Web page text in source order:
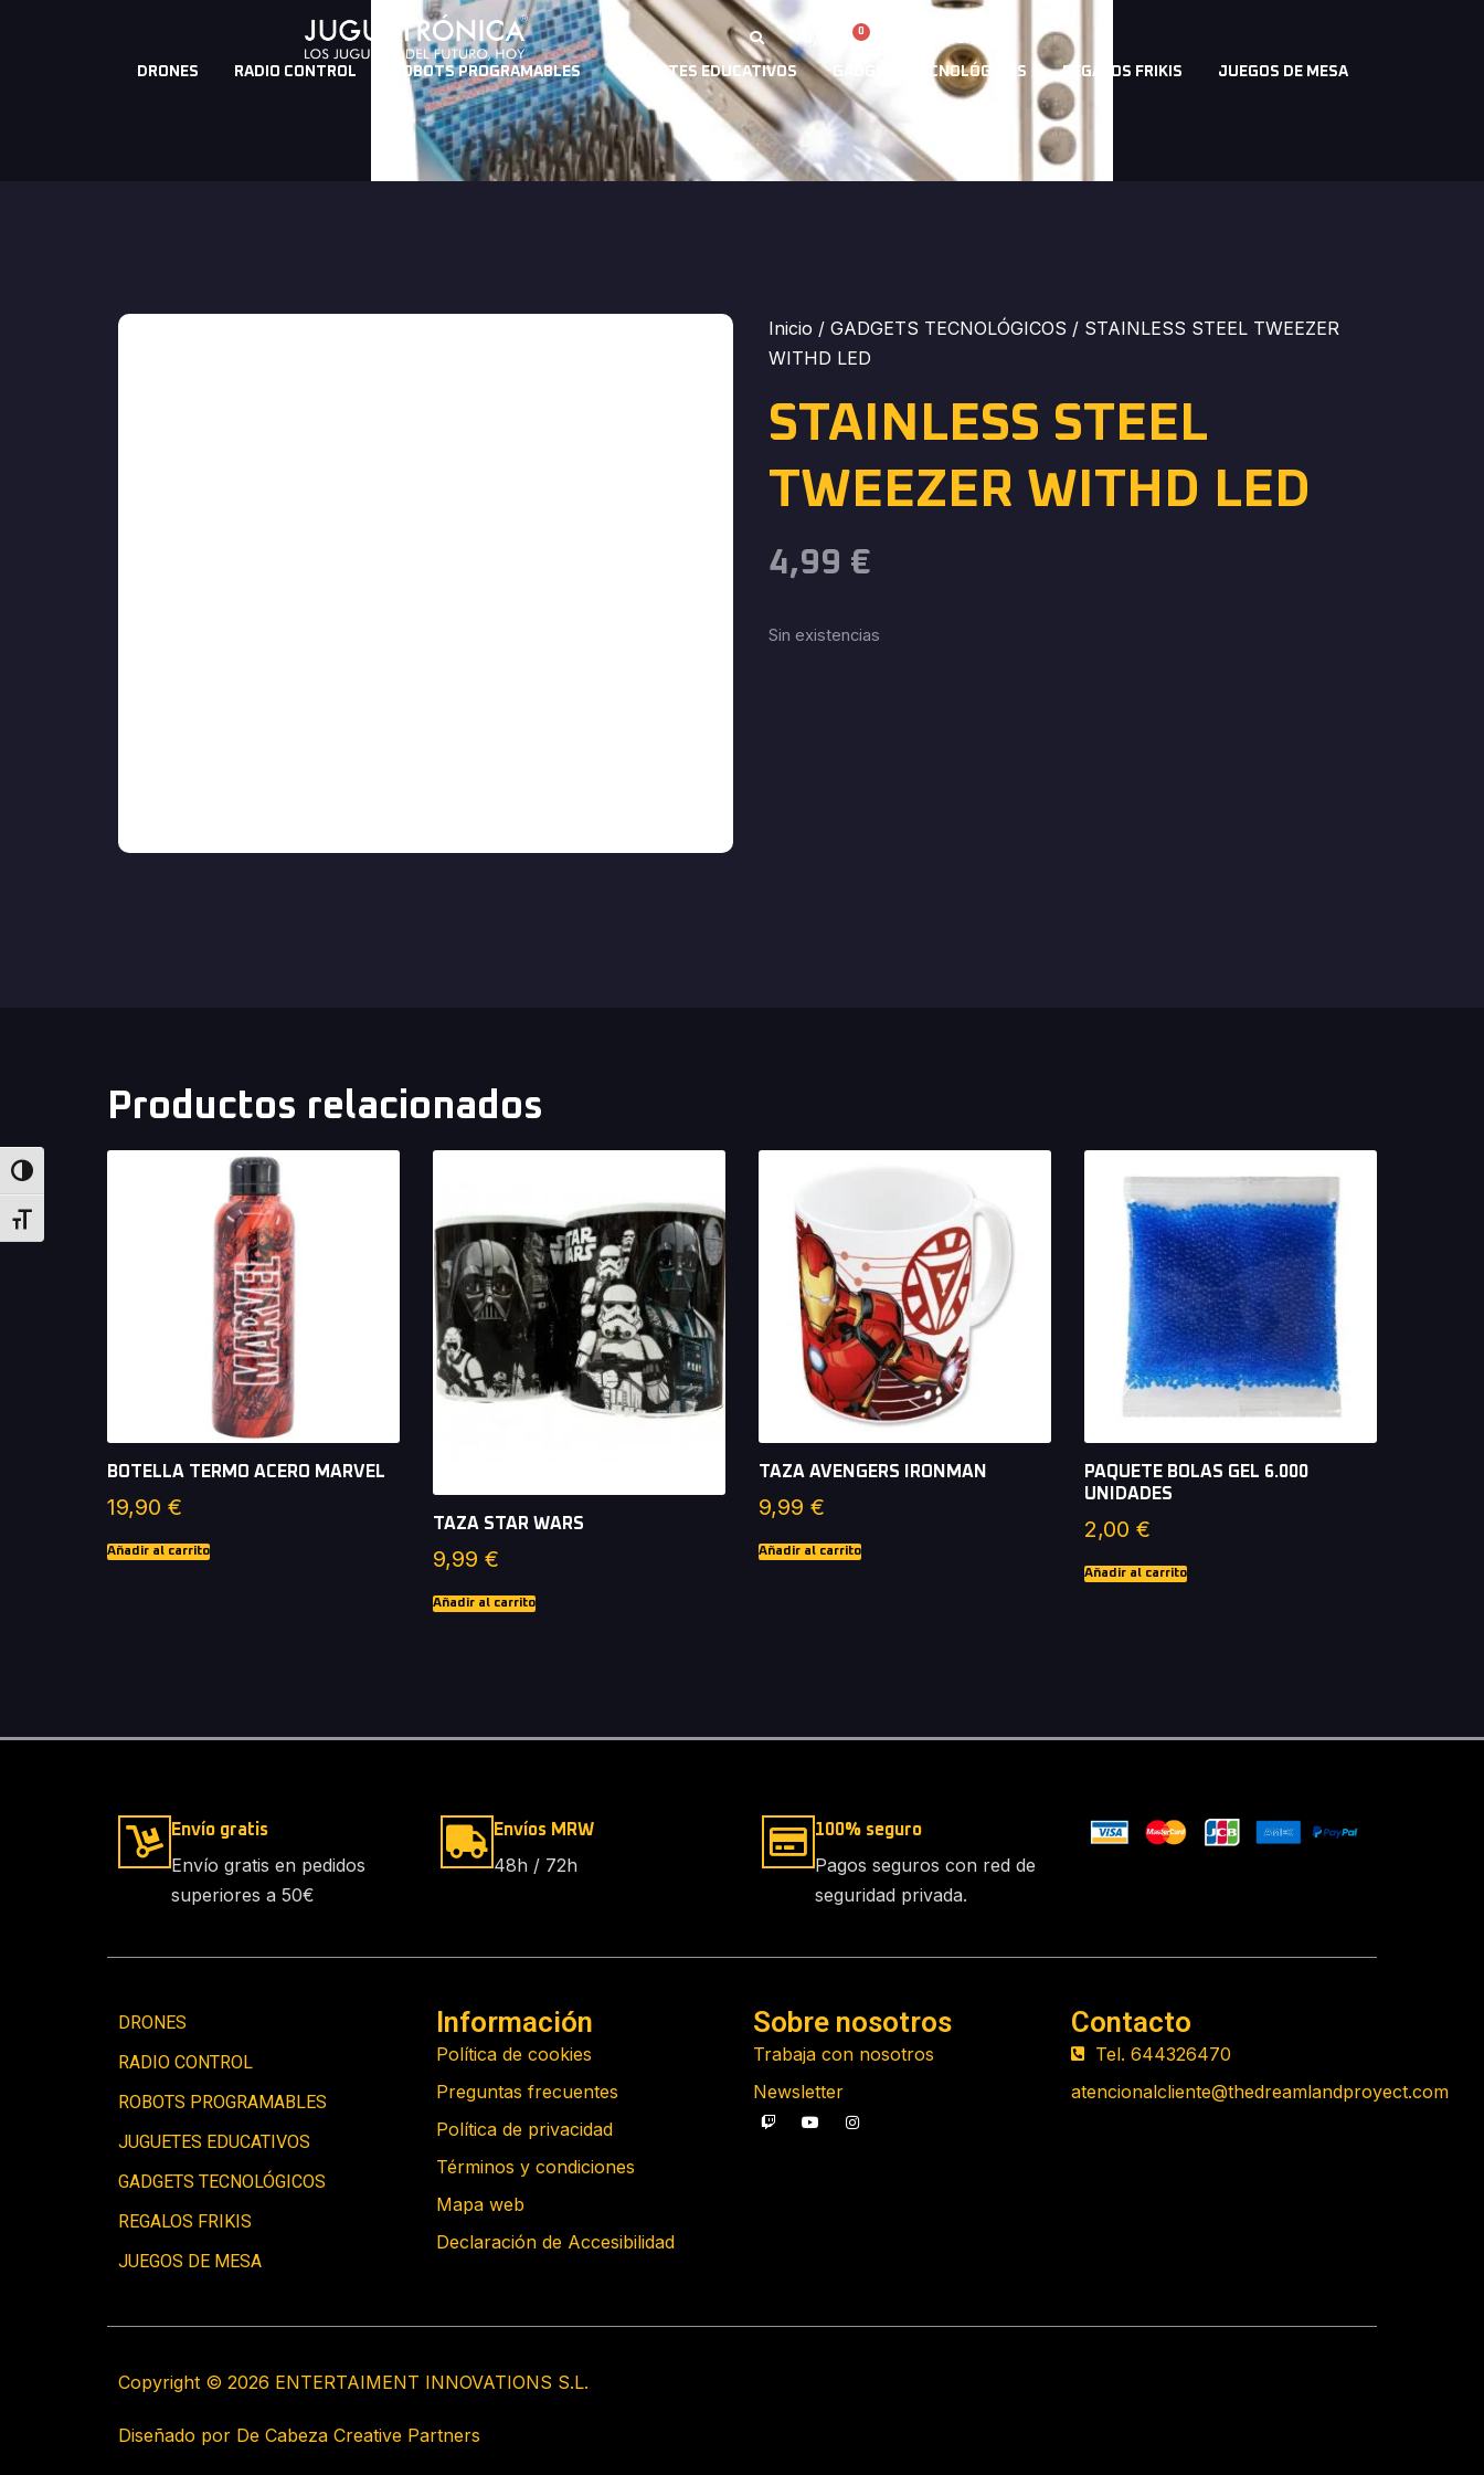
Alternar alto contraste
Alternar tamaño de letra
0
DRONES RADIO CONTROL ROBOTS PROGRAMABLES JUGUETES EDUCATIVOS GADGETS TECNOLÓGICOS REGALOS FRIKIS JUEGOS DE MESA
Inicio / GADGETS TECNOLÓGICOS / STAINLESS STEEL TWEEZER
WITHD LED
STAINLESS STEEL
TWEEZER WITHD LED
4,99 €
Sin existencias
Productos relacionados
BOTELLA TERMO ACERO MARVEL
19,90 €
Añadir al carrito
TAZA STAR WARS
9,99 €
Añadir al carrito
TAZA AVENGERS IRONMAN
9,99 €
Añadir al carrito
PAQUETE BOLAS GEL 6.000
UNIDADES
2,00 €
Añadir al carrito
Envío gratis
Envío gratis en pedidos
superiores a 50€
Envíos MRW
48h / 72h
100% seguro
Pagos seguros con red de
seguridad privada.
DRONES
RADIO CONTROL
ROBOTS PROGRAMABLES
JUGUETES EDUCATIVOS
GADGETS TECNOLÓGICOS
REGALOS FRIKIS
JUEGOS DE MESA
Información
Política de cookies
Preguntas frecuentes
Política de privacidad
Términos y condiciones
Mapa web
Declaración de Accesibilidad
Sobre nosotros
Trabaja con nosotros
Newsletter
Contacto
Tel. 644326470
atencionalcliente@thedreamlandproyect.com
Copyright © 2026 ENTERTAIMENT INNOVATIONS S.L.
Diseñado por De Cabeza Creative Partners